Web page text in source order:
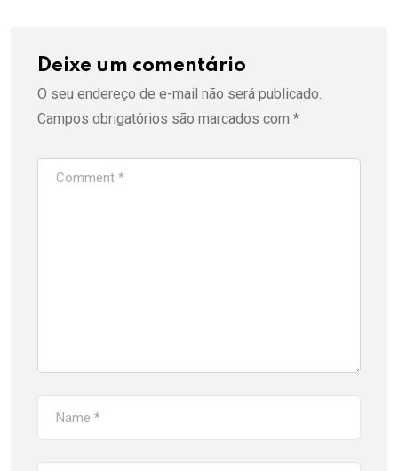
Deixe um comentário
O seu endereço de e-mail não será publicado.
Campos obrigatórios são marcados com *